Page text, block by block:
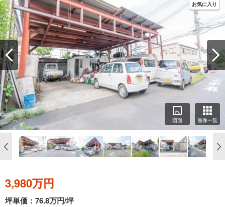
お気に入り
図面 画像一覧
3,980万円
坪単価：76.8万円/坪